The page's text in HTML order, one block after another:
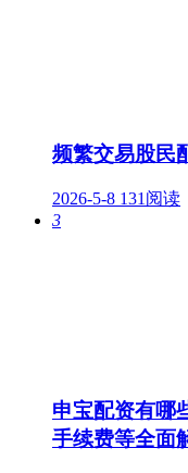
频繁交易股民
2026-5-8 131阅读
3
申宝配资有哪
手续费等全面